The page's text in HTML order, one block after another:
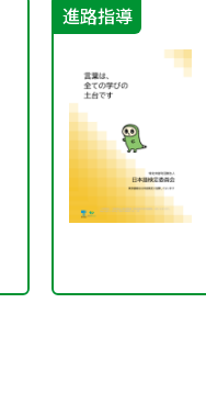
進路指導